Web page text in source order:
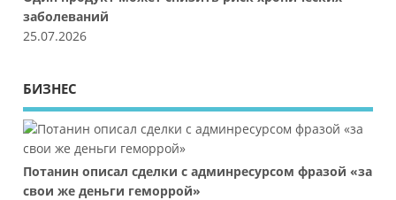
заболеваний
25.07.2026
БИЗНЕС
Потанин описал сделки с админресурсом фразой «за
свои же деньги геморрой»